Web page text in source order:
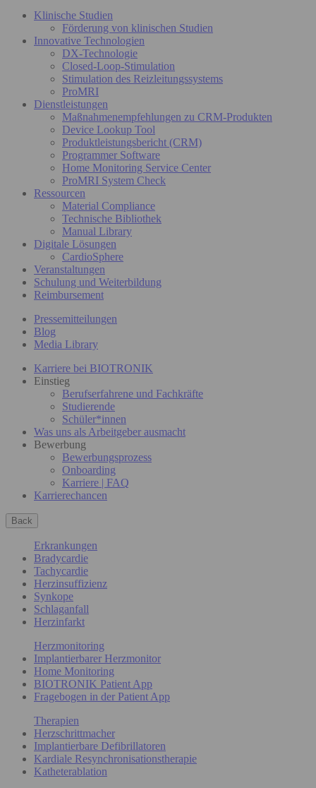
Klinische Studien
Förderung von klinischen Studien
Innovative Technologien
DX-Technologie
Closed-Loop-Stimulation
Stimulation des Reizleitungssystems
ProMRI
Dienstleistungen
Maßnahmenempfehlungen zu CRM-Produkten
Device Lookup Tool
Produktleistungsbericht (CRM)
Programmer Software
Home Monitoring Service Center
ProMRI System Check
Ressourcen
Material Compliance
Technische Bibliothek
Manual Library
Digitale Lösungen
CardioSphere
Veranstaltungen
Schulung und Weiterbildung
Reimbursement
Pressemitteilungen
Blog
Media Library
Karriere bei BIOTRONIK
Einstieg
Berufserfahrene und Fachkräfte
Studierende
Schüler*innen
Was uns als Arbeitgeber ausmacht
Bewerbung
Bewerbungsprozess
Onboarding
Karriere | FAQ
Karrierechancen
Back
Erkrankungen
Bradycardie
Tachycardie
Herzinsuffizienz
Synkope
Schlaganfall
Herzinfarkt
Herzmonitoring
Implantierbarer Herzmonitor
Home Monitoring
BIOTRONIK Patient App
Fragebogen in der Patient App
Therapien
Herzschrittmacher
Implantierbare Defibrillatoren
Kardiale Resynchronisationstherapie
Katheterablation